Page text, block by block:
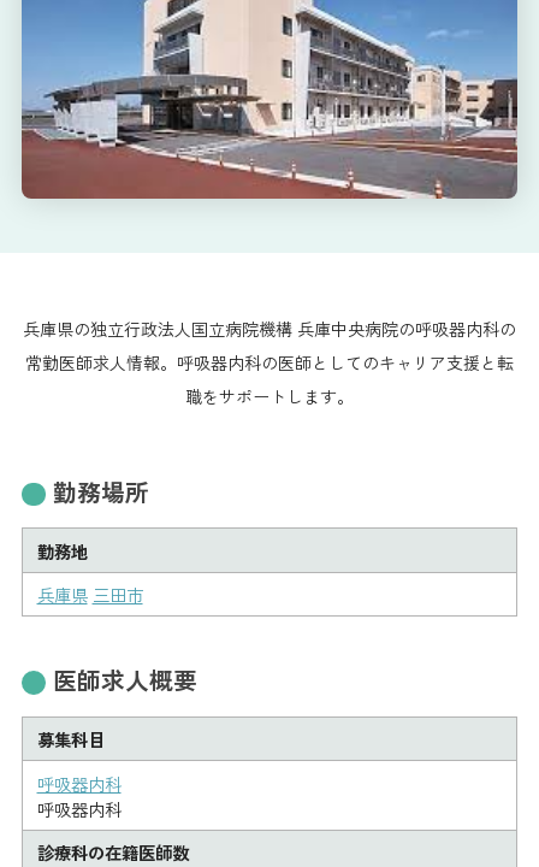
兵庫県の独立行政法人国立病院機構 兵庫中央病院の呼吸器内科の
常勤医師求人情報。呼吸器内科の医師としてのキャリア支援と転
職をサポートします。
勤務場所
勤務地
兵庫県 三田市
医師求人概要
募集科目
呼吸器内科
呼吸器内科
診療科の在籍医師数